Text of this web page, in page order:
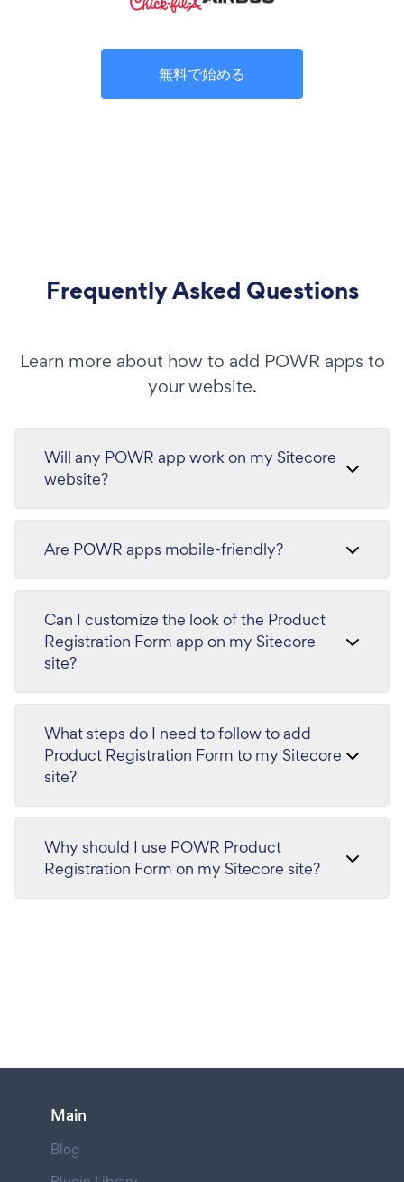
無料で始める
Frequently Asked Questions
Learn more about how to add POWR apps to
your website.
Will any POWR app work on my Sitecore
website?
Are POWR apps mobile-friendly?
Can I customize the look of the Product
Registration Form app on my Sitecore
site?
What steps do I need to follow to add
Product Registration Form to my Sitecore
site?
Why should I use POWR Product
Registration Form on my Sitecore site?
Main
Blog